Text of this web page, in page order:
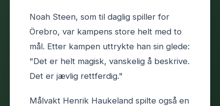
Noah Steen, som til daglig spiller for
Örebro, var kampens store helt med to
mål. Etter kampen uttrykte han sin glede:
"Det er helt magisk, vanskelig å beskrive.
Det er jævlig rettferdig."
Målvakt Henrik Haukeland spilte også en